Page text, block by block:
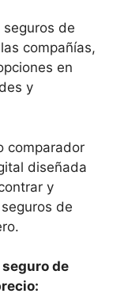
de
compañías,
en
y
comparador
diseñada
y
de
de